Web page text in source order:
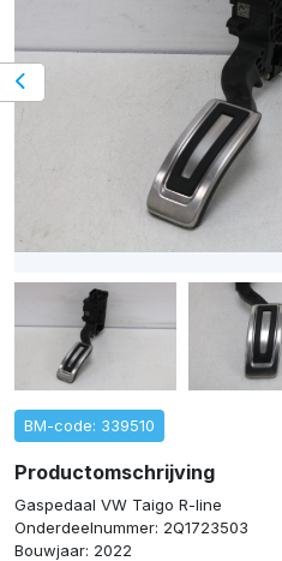
BM-code: 339510
Productomschrijving
Gaspedaal VW Taigo R-line
Onderdeelnummer: 2Q1723503
Bouwjaar: 2022